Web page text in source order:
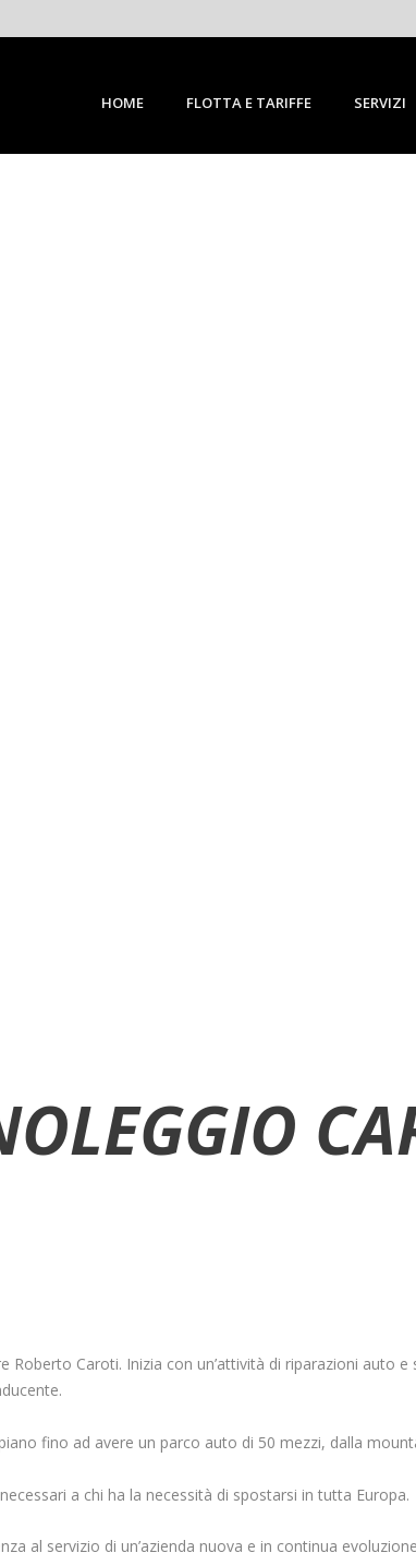
HOME FLOTTA E TARIFFE SERVIZI
Caroti. Inizia con un’attività di riparazioni auto
fino ad avere un parco auto di 50 mezzi, dalla
a chi ha la necessità di spostarsi in tutta Europa.
al servizio di un’azienda nuova e in continua